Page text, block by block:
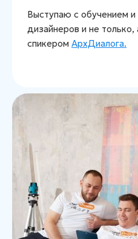
Выступаю с обучением
дизайнеров и не
спикером АрхДиалога.